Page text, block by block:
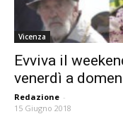
Vicenza
Evviva il
venerdì a
Redazione -
15 Giugno 2018